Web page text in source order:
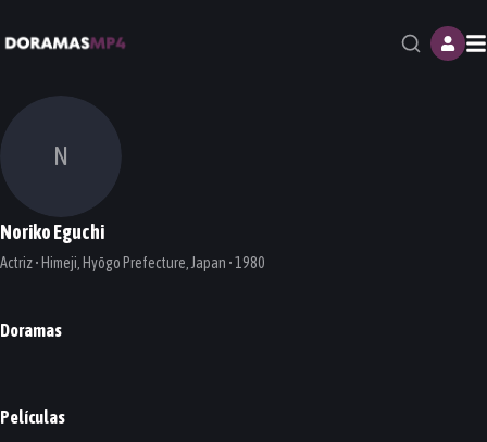
N
Noriko Eguchi
Actriz • Himeji, Hyōgo Prefecture, Japan • 1980
Doramas
Silent Truth
Películas
My Girlfriend is a Serial Killer